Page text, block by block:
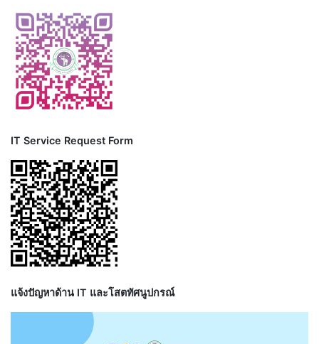
IT Service Request Form
แจ้งปัญหาด้าน IT และโสตทัศนูปกรณ์